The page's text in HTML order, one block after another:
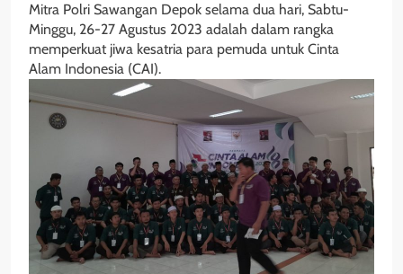
Mitra Polri Sawangan Depok selama dua hari, Sabtu-
Minggu, 26-27 Agustus 2023 adalah dalam rangka
memperkuat jiwa kesatria para pemuda untuk Cinta
Alam Indonesia (CAI).